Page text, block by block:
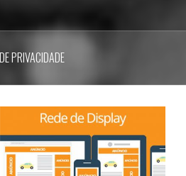
PRIVACIDADE